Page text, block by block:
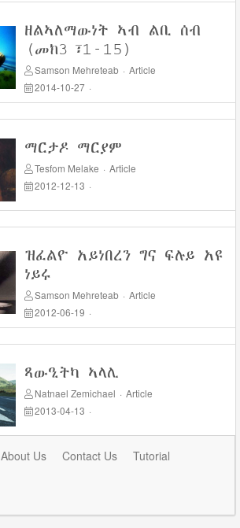
ዘልኣለማውነት ኣብ ልቢ ሰብ
(መክ3፣1-15)
Samson Mehreteab · Article
2014-10-27 ·
ማርታዶ ማርያም
Tesfom Melake · Article
2012-12-13 ·
ዝፈልዮ አይነበረን ግና ፍሉይ አዩ
ነይሩ
Samson Mehreteab · Article
2012-06-19 ·
ጻውዒትካ ኣላሊ
Natnael Zemichael · Article
2013-04-13 ·
About Us Contact Us Tutorial